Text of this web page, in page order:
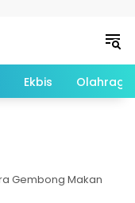
Ekbis Olahraga
Gembong Makan